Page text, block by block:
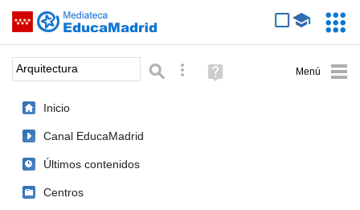
Saltar navegación
Palabra o frase: Búsqueda avanzada
Ayuda
(en
Inicio
Canal EducaMadrid
Últimos contenidos
Centros